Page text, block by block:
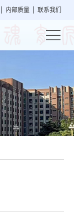
内部质量 联系我们